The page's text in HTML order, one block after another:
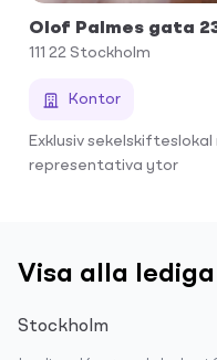
Olof Palmes gata
111 22 Stockholm
Kontor
Exklusiv
representativa ytor
Visa alla
Stockholm